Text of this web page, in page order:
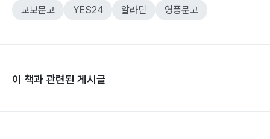
교보문고 YES24 알라딘 영풍문고
이 책과 관련된 게시글